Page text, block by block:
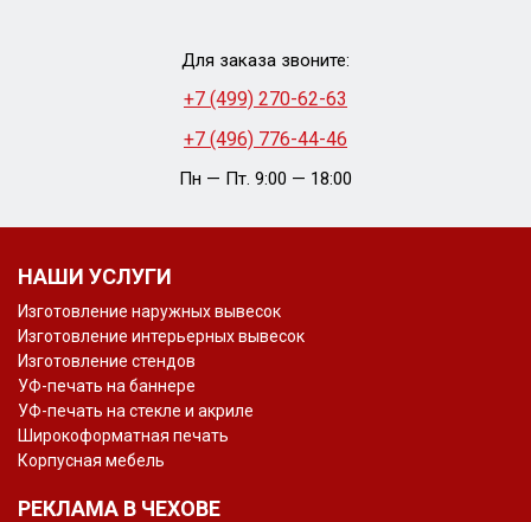
Для заказа звоните:
+7 (499) 270-62-63
+7 (496) 776-44-46
Пн — Пт. 9:00 — 18:00
НАШИ УСЛУГИ
Изготовление наружных вывесок
Изготовление интерьерных вывесок
Изготовление стендов
УФ-печать на баннере
УФ-печать на стекле и акриле
Широкоформатная печать
Корпусная мебель
РЕКЛАМА В ЧЕХОВЕ